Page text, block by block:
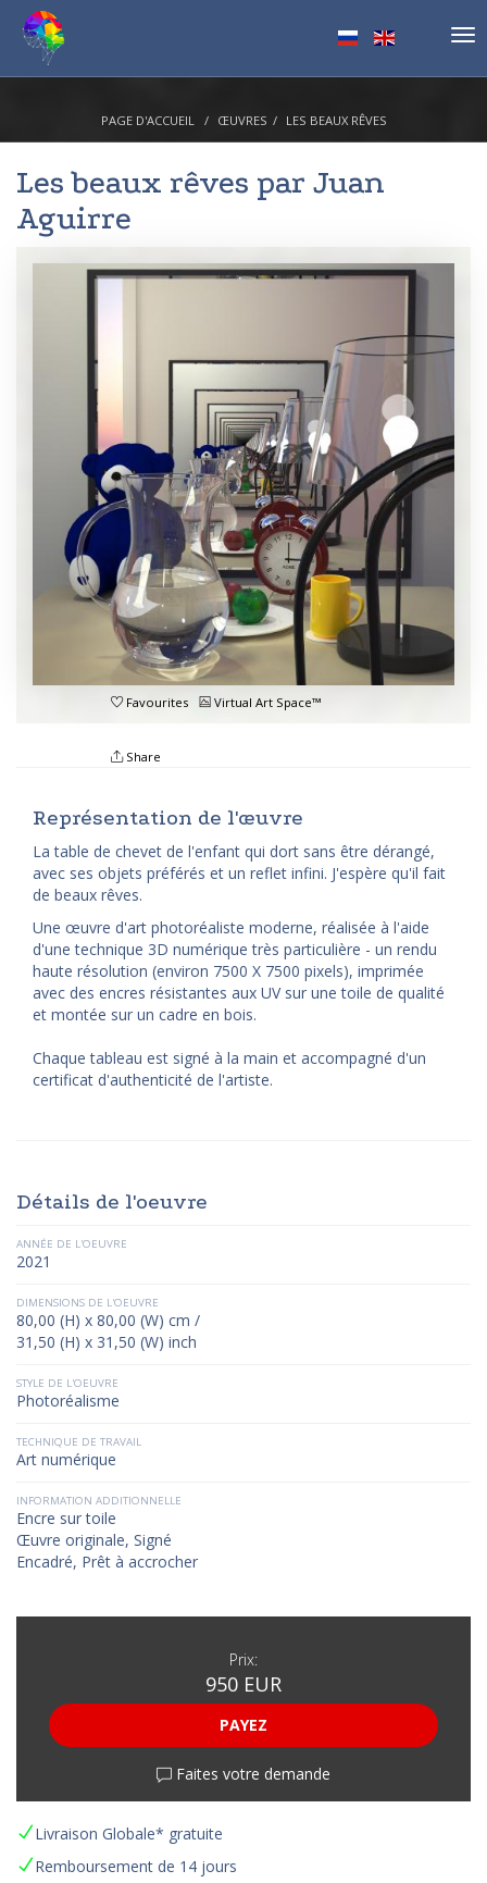
PAGE D'ACCUEIL ŒUVRES LES BEAUX RÊVES
Les beaux rêves par Juan
Aguirre
Favourites Virtual Art Space™
Share
Représentation de l'œuvre
La table de chevet de l'enfant qui dort sans être dérangé,
avec ses objets préférés et un reflet infini. J'espère qu'il fait
de beaux rêves.
Une œuvre d'art photoréaliste moderne, réalisée à l'aide
d'une technique 3D numérique très particulière - un rendu
haute résolution (environ 7500 X 7500 pixels), imprimée
avec des encres résistantes aux UV sur une toile de qualité
et montée sur un cadre en bois.
Chaque tableau est signé à la main et accompagné d'un
certificat d'authenticité de l'artiste.
Détails de l'oeuvre
ANNÉE DE L'OEUVRE
2021
DIMENSIONS DE L'OEUVRE
80,00 (H) x 80,00 (W) cm /
31,50 (H) x 31,50 (W) inch
STYLE DE L'OEUVRE
Photoréalisme
TECHNIQUE DE TRAVAIL
Art numérique
INFORMATION ADDITIONNELLE
Encre sur toile
Œuvre originale, Signé
Encadré, Prêt à accrocher
Prix:
950 EUR
PAYEZ
Faites votre demande
Livraison Globale* gratuite
Remboursement de 14 jours